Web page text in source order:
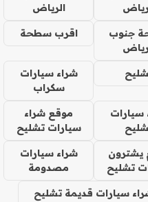
الرياض
جنوب
اقرب سطحة
شراء سيارات
سكراب
سيارات
موقع شراء
سيارات تشليح
يشترون
تشليح
شراء سيارات
مصدومة
سيارات قديمة تشليح